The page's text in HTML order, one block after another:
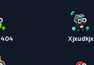
Xjxudkjx